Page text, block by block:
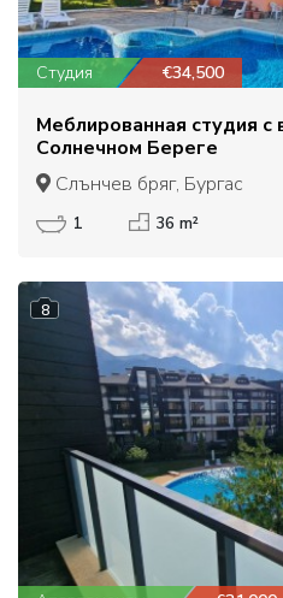
Студия €34,500
Меблированная студия с
Солнечном Береге
Слънчев бряг, Бургас
1 36 m²
8